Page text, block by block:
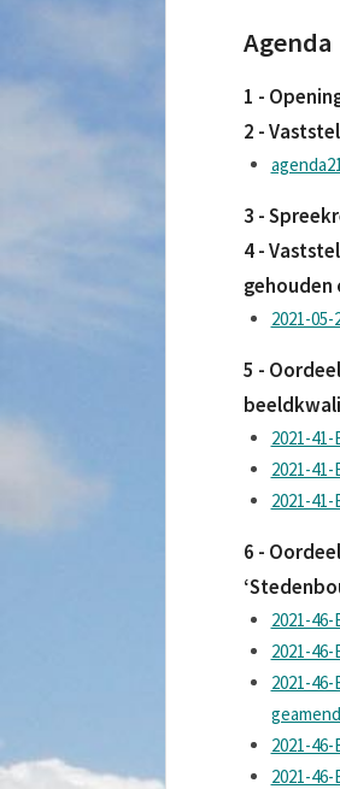
Agenda
1 -
2 -
3 -
4 -
gehouden
2021-
5 -
2021-
2021-
2021-
6 -
2021-
2021-
2021-
2021-
2021-